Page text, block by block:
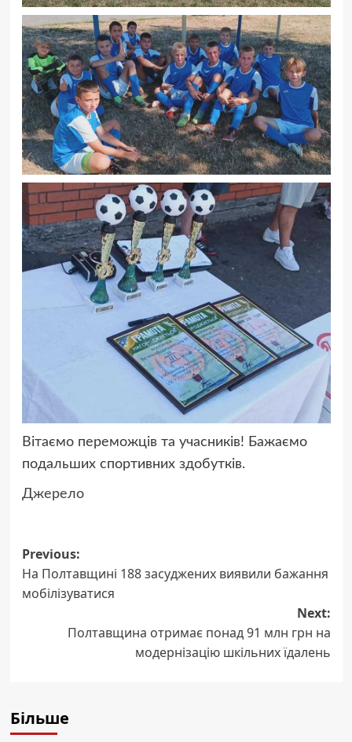
Вітаємо переможців та учасників! Бажаємо
подальших спортивних здобутків.
Джерело
Post
navigation
Previous:
На Полтавщині 188 засуджених виявили бажання
мобілізуватися
Next:
Полтавщина отримає понад 91 млн грн на
модернізацію шкільних їдалень
Більше